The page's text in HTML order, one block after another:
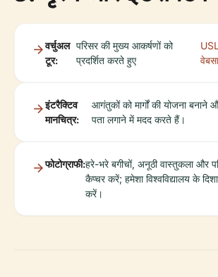
वर्चुअल
टूर:
परिसर की मुख्य आकर्षणों को
प्रदर्शित करते हुए
इंटरैक्टिव
मानचित्र:
आगंतुकों को मार्गों की योजना बनाने
पता लगाने में मदद करते हैं।
फोटोग्राफी:हरे-भरे बगीचों, अनूठी वास्तुकला और
कैप्चर करें; हमेशा विश्वविद्यालय के
करें।